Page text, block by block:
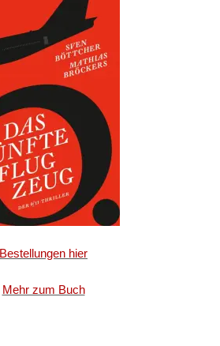
Bestellungen hier
Mehr zum Buch